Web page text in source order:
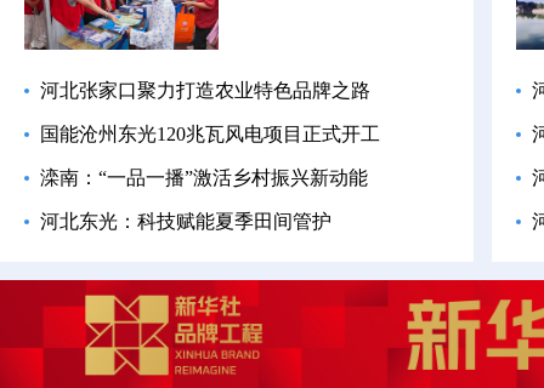
河北张家口聚力打造农业特色品牌之路
国能沧州东光120兆瓦风电项目正式开工
滦南：“一品一播”激活乡村振兴新动能
河北东光：科技赋能夏季田间管护